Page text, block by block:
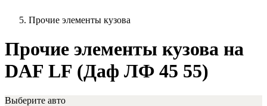
Прочие элементы кузова
Прочие элементы кузова на
DAF LF (Даф ЛФ 45 55)
Выберите авто